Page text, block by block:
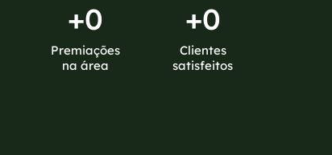
+0
Premiações
na área
+0
Clientes
satisfeitos